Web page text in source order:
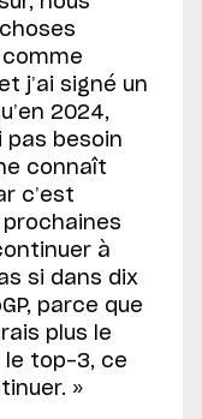
j’ai signé un
2024,
pas besoin
connaît
c’est
à
si dans dix
parce que
plus le
le top-3, ce
»